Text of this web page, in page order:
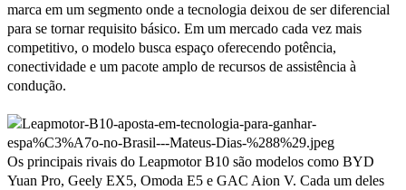
marca em um segmento onde a tecnologia deixou de ser diferencial
para se tornar requisito básico. Em um mercado cada vez mais
competitivo, o modelo busca espaço oferecendo potência,
conectividade e um pacote amplo de recursos de assistência à
condução.
Os principais rivais do Leapmotor B10 são modelos como BYD
Yuan Pro, Geely EX5, Omoda E5 e GAC Aion V. Cada um deles